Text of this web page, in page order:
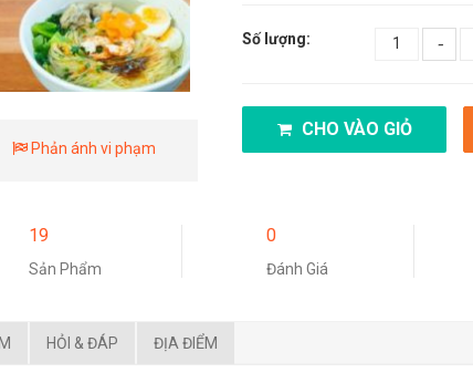
Phản ánh vi phạm
Số lượng: -
CHO VÀO GIỎ
19
Sản Phẩm
0
Đánh Giá
HỎI & ĐÁP ĐỊA ĐIỂM